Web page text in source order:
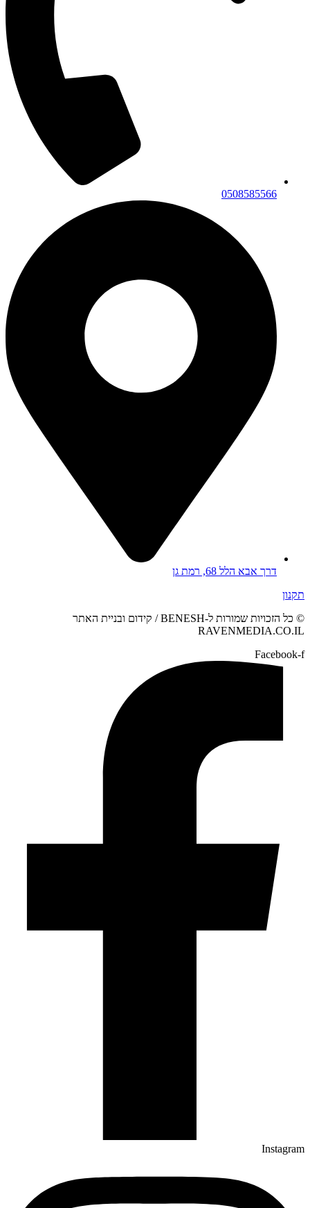
0508585566
דרך אבא הלל 68, רמת גן
תקנון
© כל הזכויות שמורות ל-BENESH / קידום ובניית האתר
RAVENMEDIA.CO.IL
Facebook-f
Instagram